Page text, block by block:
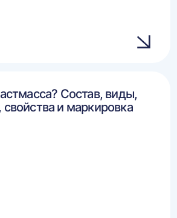
Состав, виды,
и маркировка